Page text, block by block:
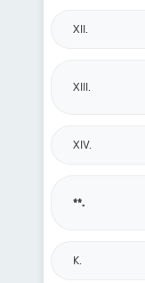
XII.
XIII.
XIV.
**.
K.